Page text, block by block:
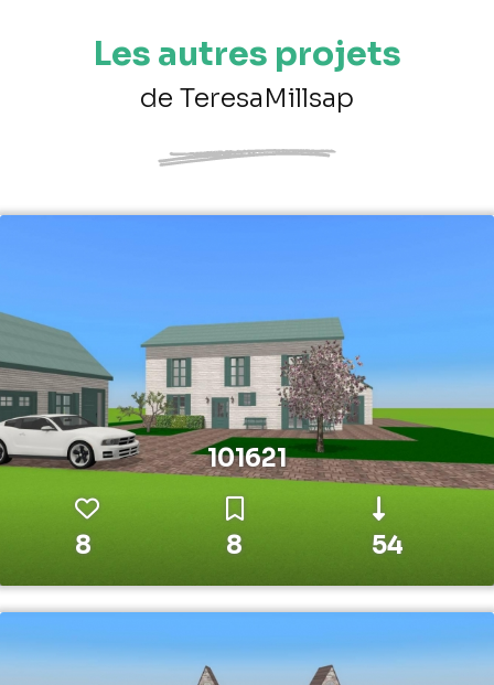
Les autres projets
de TeresaMillsap
101621
8 8 54